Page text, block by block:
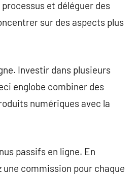
et déléguer des
sur des aspects plus
Investir dans plusieurs
englobe combiner des
numériques avec la
passifs en ligne. En
commission pour chaque